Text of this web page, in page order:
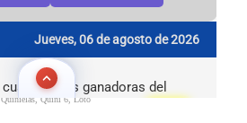
Quinielas, Quini 6, Loto